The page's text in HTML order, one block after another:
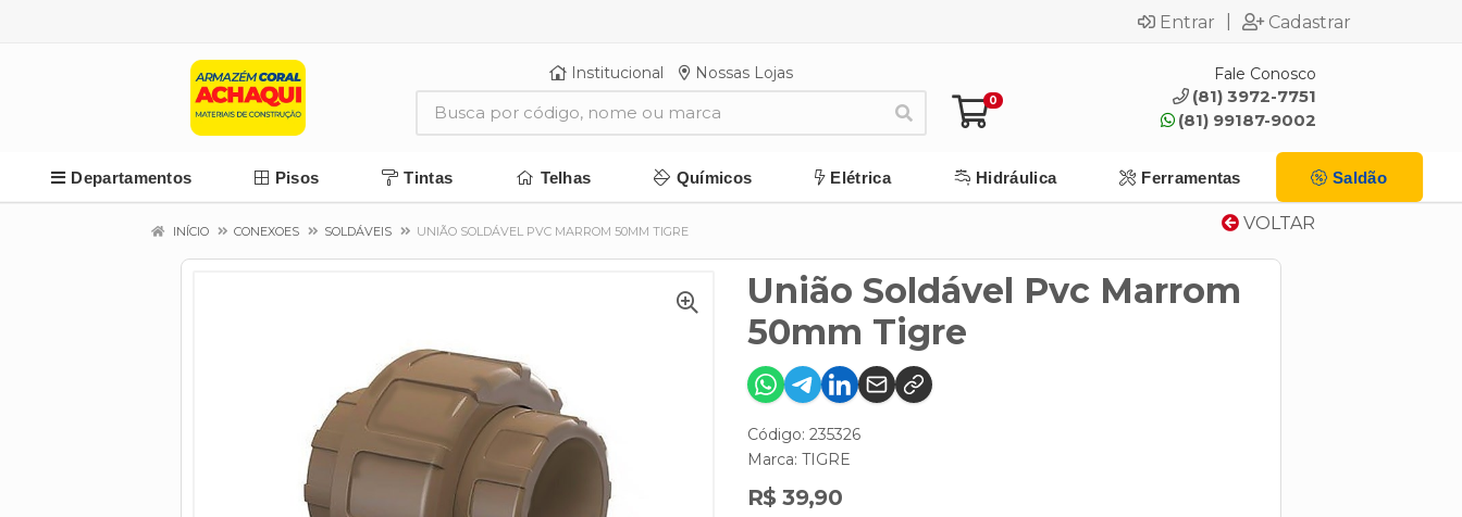
Entrar Cadastrar
Institucional Nossas Lojas
0
Fale Conosco
(81) 3972-7751
(81) 99187-9002
Departamentos Pisos Tintas Telhas Químicos Elétrica Hidráulica Ferramentas Saldão
VOLTAR
INÍCIO CONEXOES SOLDÁVEIS UNIÃO SOLDÁVEL PVC MARROM 50MM TIGRE
União Soldável Pvc Marrom
50mm Tigre
Código: 235326
Marca: TIGRE
R$ 39,90